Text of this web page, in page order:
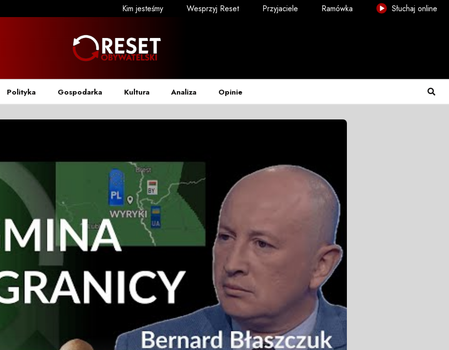
Kim jesteśmy Wesprzyj Reset Przyjaciele Ramówka Słuchaj online
Polityka Gospodarka Kultura Analiza Opinie